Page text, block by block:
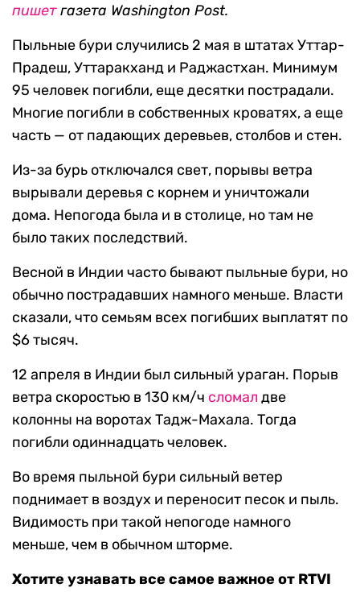
пишетгазета Washington Post.
Пыльные бури случились 2 мая в штатах Уттар-
Прадеш, Уттаракханд и Раджастхан. Минимум
95 человек погибли, еще десятки пострадали.
Многие погибли в собственных кроватях, а еще
часть — от падающих деревьев, столбов и стен.
Из-за бурь отключался свет, порывы ветра
вырывали деревья с корнем и уничтожали
дома. Непогода была и в столице, но там не
было таких последствий.
Весной в Индии часто бывают пыльные бури, но
обычно пострадавших намного меньше. Власти
сказали, что семьям всех погибших выплатят по
$6 тысяч.
12 апреля в Индии был сильный ураган. Порыв
ветра скоростью в 130 км/ч сломал две
колонны на воротах Тадж-Махала. Тогда
погибли одиннадцать человек.
Во время пыльной бури сильный ветер
поднимает в воздух и переносит песок и пыль.
Видимость при такой непогоде намного
меньше, чем в обычном шторме.
Хотите узнавать все самое важное от RTVI